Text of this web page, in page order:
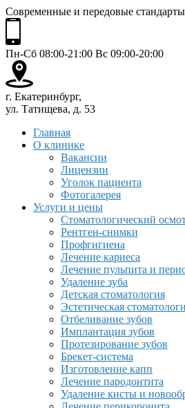
Современные и передовые
Пн-Сб 08:00-21:00 Вс 09:00-20:00
г. Екатеринбург,
ул. Татищева, д. 53
Главная
О клинике
Вакансии
Лицензии
Уголок пациента
Фотогалерея
Услуги и цены
Стоматологический
Рентген-снимки
Профгигиена
Лечение кариеса
Лечение пульпита и
Удаление зуба
Детская стоматология
Эстетическая
Отбеливание зубов
Имплантация зубов
Протезирование зубов
Брекет-система
Изготовление капп
Лечение пародонтита
Удаление кисты и